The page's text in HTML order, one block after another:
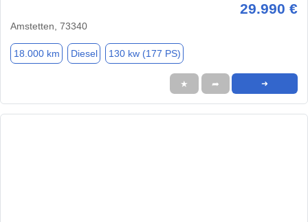
29.990 €
Amstetten, 73340
18.000 km Diesel 130 kw (177 PS)
★ ➦ ➜